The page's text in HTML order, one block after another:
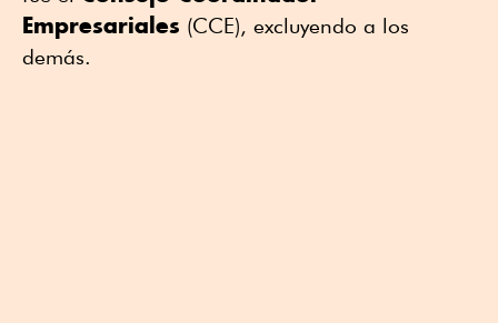
Empresariales (CCE), excluyendo a los
demás.